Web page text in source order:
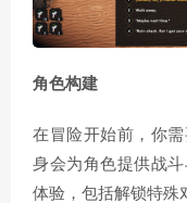
角色构建
在冒险开始前，你
身会为角色提供战
体验，包括解锁特殊